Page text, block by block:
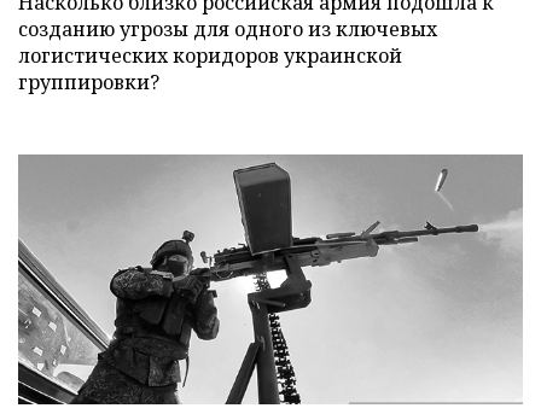
созданию угрозы для одного из ключевых
логистических коридоров украинской
группировки?